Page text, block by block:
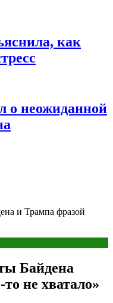
как
о неожиданной
и Трампа фразой
Байдена
не хватало»